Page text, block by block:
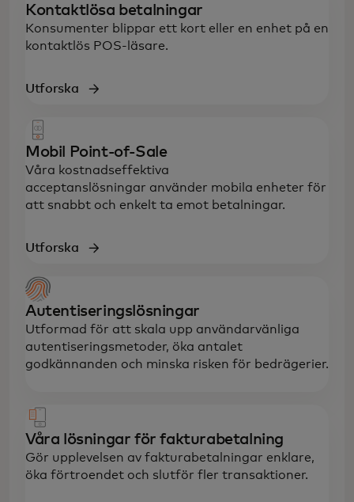
Kontaktlösa betalningar
Konsumenter blippar ett kort eller en enhet på en
kontaktlös POS-läsare.
Utforska
Mobil Point-of-Sale
Våra kostnadseffektiva
acceptanslösningar använder mobila enheter för
att snabbt och enkelt ta emot betalningar.
Utforska
Autentiseringslösningar
Utformad för att skala upp användarvänliga
autentiseringsmetoder, öka antalet
godkännanden och minska risken för bedrägerier.
Våra lösningar för fakturabetalning
Gör upplevelsen av fakturabetalningar enklare,
öka förtroendet och slutför fler transaktioner.